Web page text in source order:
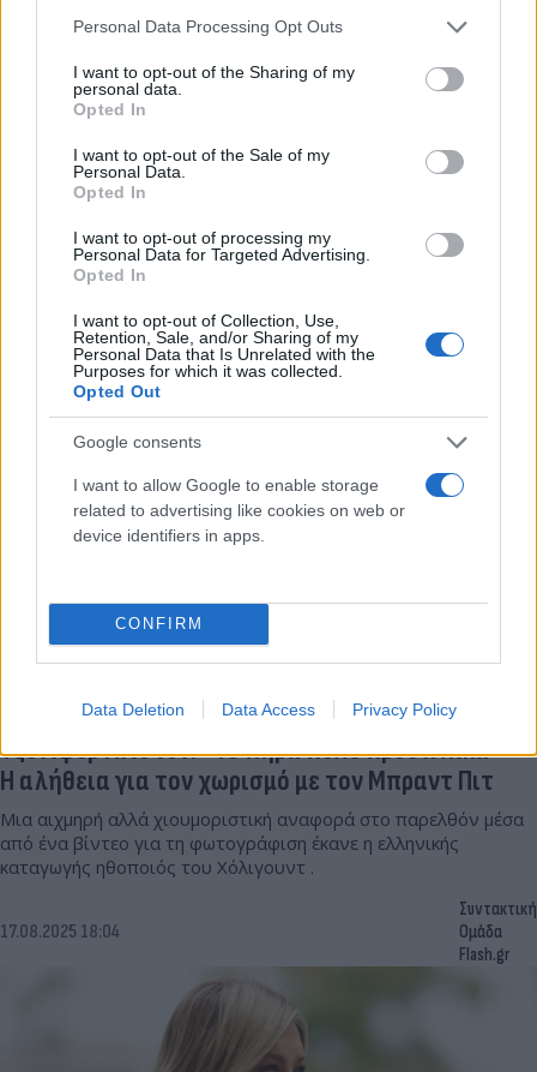
Please note that this website/app uses one or more Google
not limited to your visit or usage behaviour. You may click to
grant or deny consent to Google and its third-party tags to
use your data for below specified purposes in below Google
consent section.
Personal Data Processing Opt Outs
I want to opt-out of the Sharing of my
personal data.
Opted In
I want to opt-out of the Sale of my
Personal Data.
Opted In
I want to opt-out of processing my
Personal Data for Targeted Advertising.
Opted In
I want to opt-out of Collection, Use,
Retention, Sale, and/or Sharing of my
Personal Data that Is Unrelated with the
Purposes for which it was collected.
Opted Out
Google consents
I want to allow Google to enable storage
related to advertising like cookies on web or
device identifiers in apps.
CONFIRM
Data Deletion Data Access Privacy Policy
«Δεν αναγνωρίζω τη χώρα μου πια» - Το ηχηρό
μήνυμα της Αντζελίνα Τζολί για την ελευθερία
του Τύπου
Σαν Σεμπαστιάν πως «οτιδήποτε χωρίζει ή περιορίζει την
προσωπική έκφραση και τις ελευθερίες είναι πολύ επικίνδυνο».
22.09.2025 10:07
Χαραλαμπίδου
Τζένιφερ Άνιστον: «Το πήρα πολύ προσωπικά» –
Η αλήθεια για τον χωρισμό με τον Μπραντ Πιτ
Μια αιχμηρή αλλά χιουμοριστική αναφορά στο παρελθόν μέσα
από ένα βίντεο για τη φωτογράφιση έκανε η ελληνικής
καταγωγής ηθοποιός του Χόλιγουντ .
17.08.2025 18:04
Συντακτική
Ομάδα
Flash.gr